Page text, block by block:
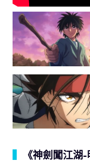
《神劍闖江